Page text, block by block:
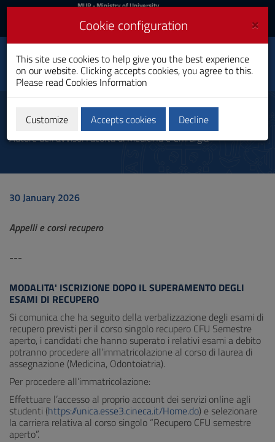
Skip
Content
to
Go
Footer
MIUR
Login
MUR- Ministry of University
Login UniCA News
Toggle
navigation
University of
Cagliari
Communication
Autore dell'avviso: Facoltà di Medicina e Chirurgia
30 January 2026
Appelli e corsi recupero
---
MODALITA' ISCRIZIONE DOPO IL SUPERAMENTO DEGLI
ESAMI DI RECUPERO
Si comunica che ha seguito della verbalizzazione degli esami di
recupero previsti per il corso singolo recupero CFU Semestre
aperto, i candidati che hanno superato i relativi esami a debito
potranno procedere all’immatricolazione al corso di laurea di
assegnazione (Medicina, Odontoiatria).
Per procedere all’immatricolazione:
Effettuare l’accesso al proprio account dei servizi online agli
studenti (https://unica.esse3.cineca.it/Home.do) e selezionare
la carriera relativa al corso singolo “Recupero CFU semestre
aperto”.
×
Cookie configuration
This site use cookies to help give you the best experience
on our website. Clicking accepts cookies, you agree to this.
Please read Cookies Information
Customize Accepts cookies Decline